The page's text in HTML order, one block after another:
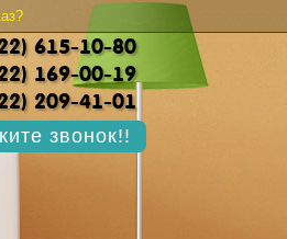
615-10-80
169-00-19
209-41-01
звонок!!